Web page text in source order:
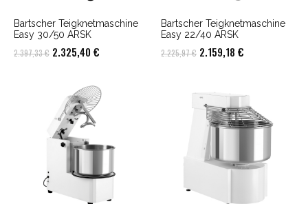
Bartscher Teigknetmaschine
Easy 30/50 ARSK
2.397,33€ Ursprünglicher
2.397,33 €
2.325,40 €
ist:
2.325,40 €.
Bartscher Teigknetmaschine
Easy 22/40 ARSK
2.225,97€ Ursprünglicher
2.225,97 €
2.159,18 €
2.159,18 €.